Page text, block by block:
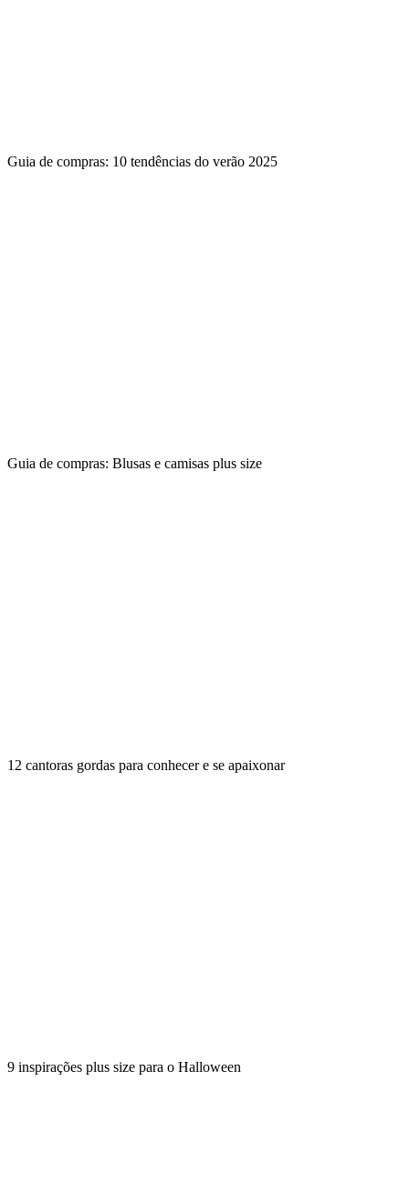
Guia de compras: 10 tendências do verão 2025
Guia de compras: Blusas e camisas plus size
12 cantoras gordas para conhecer e se apaixonar
9 inspirações plus size para o Halloween